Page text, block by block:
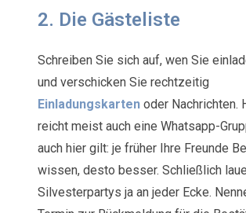
2. Die Gästeliste
Schreiben Sie sich auf, wen Sie
und verschicken Sie rechtzeitig
Einladungskarten oder Nachrichten.
reicht meist auch eine Whatsapp-
auch hier gilt: je früher Ihre Freunde
wissen, desto besser. Schließlich
Silvesterpartys ja an jeder Ecke.